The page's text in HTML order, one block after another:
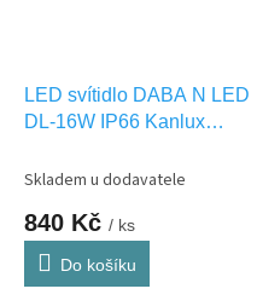
LED svítidlo DABA N LED
DL-16W IP66 Kanlux
Skladem u dodavatele
840 Kč / ks
Do košíku